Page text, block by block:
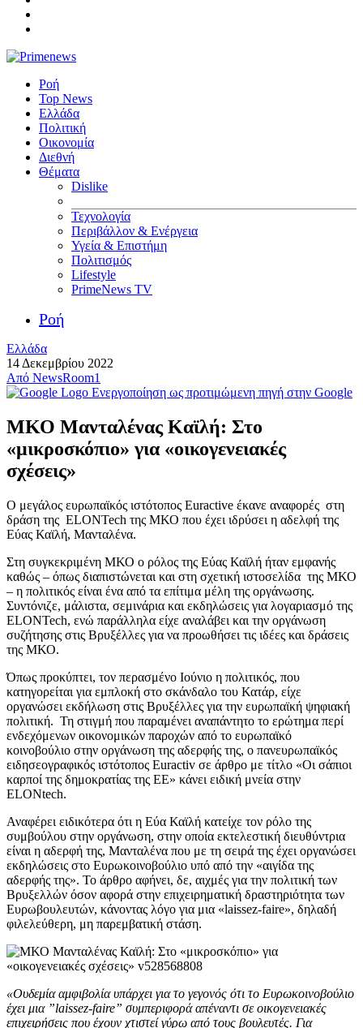
Ροή
Top News
Ελλάδα
Πολιτική
Οικονομία
Διεθνή
Θέματα
Dislike
Τεχνολογία
Περιβάλλον & Ενέργεια
Υγεία & Επιστήμη
Πολιτισμός
Lifestyle
PrimeNews TV
Ροή
Ελλάδα
14 Δεκεμβρίου 2022
Από NewsRoom1
Ενεργοποίηση ως προτιμώμενη πηγή στην Google
ΜΚΟ Μανταλένας Καϊλή: Στο
«μικροσκόπιο» για «οικογενειακές
σχέσεις»
Ο μεγάλος ευρωπαϊκός ιστότοπος Euractive έκανε αναφορές στη
δράση της ELONTech της ΜΚΟ που έχει ιδρύσει η αδελφή της
Εύας Καϊλή, Μανταλένα.
Στη συγκεκριμένη ΜΚΟ ο ρόλος της Εύας Καϊλή ήταν εμφανής
καθώς – όπως διαπιστώνεται και στη σχετική ιστοσελίδα της ΜΚΟ
– η πολιτικός είναι ένα από τα επίτιμα μέλη της οργάνωσης.
Συντόνιζε, μάλιστα, σεμινάρια και εκδηλώσεις για λογαριασμό της
ELONTech, ενώ παράλληλα είχε αναλάβει και την οργάνωση
συζήτησης στις Βρυξέλλες για να προωθήσει τις ιδέες και δράσεις
της ΜΚΟ.
Όπως προκύπτει, τον περασμένο Ιούνιο η πολιτικός, που
κατηγορείται για εμπλοκή στο σκάνδαλο του Κατάρ, είχε
οργανώσει εκδήλωση στις Βρυξέλλες για την ευρωπαϊκή ψηφιακή
πολιτική. Τη στιγμή που παραμένει αναπάντητο το ερώτημα περί
ενδεχόμενων οικονομικών παροχών από το ευρωπαϊκό
κοινοβούλιο στην οργάνωση της αδερφής της, ο πανευρωπαϊκός
ειδησεογραφικός ιστότοπος Euractiv σε άρθρο με τίτλο «Οι σάπιοι
καρποί της δημοκρατίας της ΕΕ» κάνει ειδική μνεία στην
ELONtech.
Αναφέρει ειδικότερα ότι η Εύα Καϊλή κατείχε τον ρόλο της
συμβούλου στην οργάνωση, στην οποία εκτελεστική διευθύντρια
είναι η αδερφή της, Μανταλένα που με τη σειρά της έχει οργανώσει
εκδηλώσεις στο Ευρωκοινοβούλιο υπό από την «αιγίδα της
αδερφής της». Το άρθρο αφήνει, δε, αιχμές για την πολιτική των
Βρυξελλών όσον αφορά στην επιχειρηματική δραστηριότητα των
Ευρωβουλευτών, κάνοντας λόγο για μια «laissez-faire», δηλαδή
φιλελεύθερη, μη παρεμβατική στάση.
«Ουδεμία αμφιβολία υπάρχει για το γεγονός ότι το Ευρωκοινοβούλιο
έχει μια ”laissez-faire” συμπεριφορά απέναντι σε οικογενειακές
επιχειρήσεις που έχουν χτιστεί γύρω από τους βουλευτές. Για